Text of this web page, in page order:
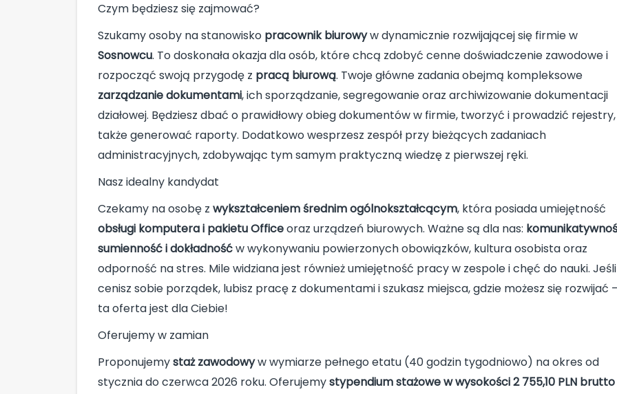
Czym będziesz się zajmować?
Szukamy osoby na stanowisko pracownik biurowyw dynamicznie rozwijającej się firmie w
Sosnowcu. To doskonała okazja dla osób, które chcą zdobyć cenne doświadczenie zawodowe i
rozpocząć swoją przygodę z pracą biurową. Twoje główne zadania obejmą kompleksowe
zarządzanie dokumentami, ich sporządzanie, segregowanie oraz archiwizowanie dokumentacji
działowej. Będziesz dbać o prawidłowy obieg dokumentów w firmie, tworzyć i prowadzić
także generować raporty. Dodatkowo wesprzesz zespół przy bieżących zadaniach
administracyjnych, zdobywając tym samym praktyczną wiedzę z pierwszej ręki.
Nasz idealny kandydat
Czekamy na osobę z wykształceniem średnim ogólnokształcącym, która posiada umiejętność
obsługi komputera i pakietu Officeoraz urządzeń biurowych. Ważne są dla nas:
sumienność i dokładnośćw wykonywaniu powierzonych obowiązków, kultura osobista oraz
odporność na stres. Mile widziana jest również umiejętność pracy w zespole i chęć do nauki. Jeśli
cenisz sobie porządek, lubisz pracę z dokumentami i szukasz miejsca, gdzie możesz się rozwijać
ta oferta jest dla Ciebie!
Oferujemy w zamian
Proponujemystaż zawodowyw wymiarze pełnego etatu (40 godzin tygodniowo) na okres od
stycznia do czerwca 2026 roku. Oferujemystypendium stażowe w wysokości 2 755,10 PLN brutto